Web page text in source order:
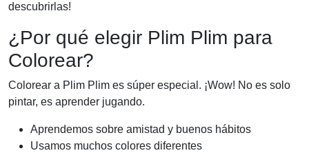
descubrirlas!
¿Por qué elegir Plim Plim para
Colorear?
Colorear a Plim Plim es súper especial. ¡Wow! No es solo
pintar, es aprender jugando.
Aprendemos sobre amistad y buenos hábitos
Usamos muchos colores diferentes